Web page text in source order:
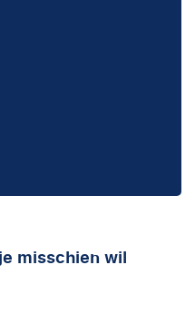
misschien wil